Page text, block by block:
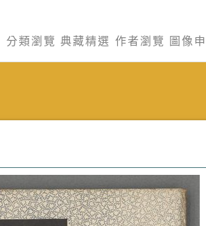
分類瀏覽 典藏精選 作者瀏覽 圖像